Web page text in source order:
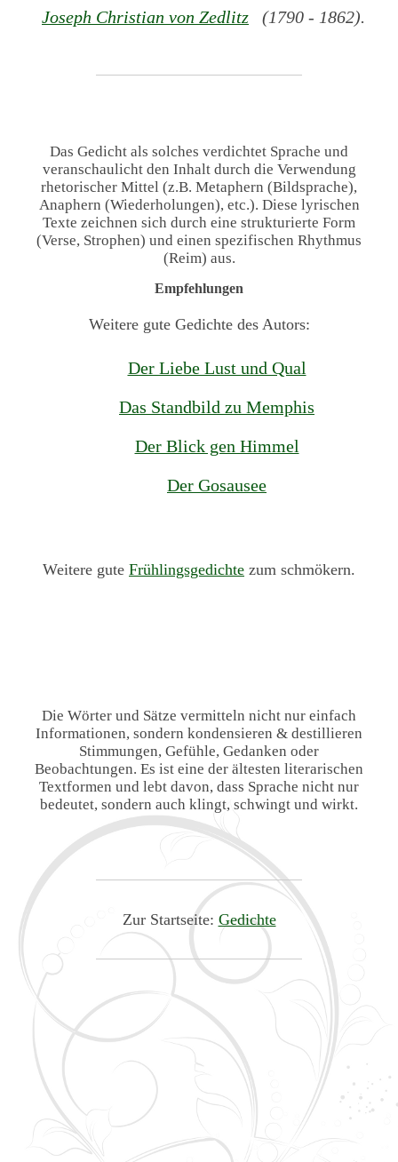
Joseph Christian von Zedlitz (1790 - 1862).
Das Gedicht als solches verdichtet Sprache und
veranschaulicht den Inhalt durch die Verwendung
rhetorischer Mittel (z.B. Metaphern (Bildsprache),
Anaphern (Wiederholungen), etc.). Diese lyrischen
Texte zeichnen sich durch eine strukturierte Form
(Verse, Strophen) und einen spezifischen Rhythmus
(Reim) aus.
Empfehlungen
Weitere gute Gedichte des Autors:
Der Liebe Lust und Qual
Das Standbild zu Memphis
Der Blick gen Himmel
Der Gosausee
Weitere gute Frühlingsgedichte zum schmökern.
Die Wörter und Sätze vermitteln nicht nur einfach
Informationen, sondern kondensieren & destillieren
Stimmungen, Gefühle, Gedanken oder
Beobachtungen. Es ist eine der ältesten literarischen
Textformen und lebt davon, dass Sprache nicht nur
bedeutet, sondern auch klingt, schwingt und wirkt.
Zur Startseite: Gedichte